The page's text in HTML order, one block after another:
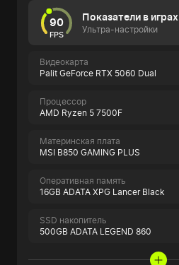
90
FPS
Показатели в играх
Ультра-настройки
Видеокарта
Palit GeForce RTX 5060 Dual
Процессор
AMD Ryzen 5 7500F
Материнская плата
MSI B850 GAMING PLUS
Оперативная память
16GB ADATA XPG Lancer Black
SSD накопитель
500GB ADATA LEGEND 860